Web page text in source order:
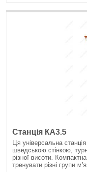
Станція КА3.5
Ця універсальна
шведською стінкою,
різної висоти.
тренувати різні групи